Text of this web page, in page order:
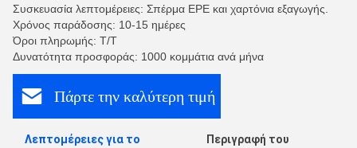
Συσκευασία λεπτομέρειες: Σπέρμα EPE και χαρτόνια εξαγωγής.
Χρόνος παράδοσης: 10-15 ημέρες
Όροι πληρωμής: Τ/Τ
Δυνατότητα προσφοράς: 1000 κομμάτια ανά μήνα
Πάρτε την καλύτερη τιμή
Λεπτομέρειες για το
Περιγραφή του